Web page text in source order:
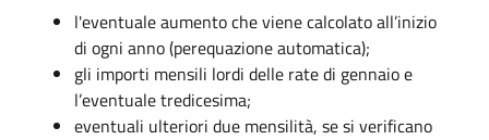
l'eventuale aumento che viene calcolato all’inizio
di ogni anno (perequazione automatica);
gli importi mensili lordi delle rate di gennaio e
l’eventuale tredicesima;
eventuali ulteriori due mensilità, se si verificano